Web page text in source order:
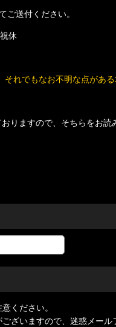
ご送付ください。
休
れでもなお不明な点があ
りますので、そちらをお
ください。
ざいますので、迷惑メール